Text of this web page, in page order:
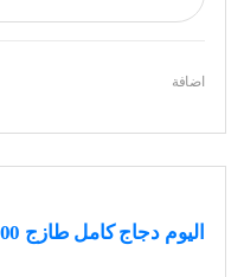
اضافة
اليوم دجاج كامل طازج 900جم